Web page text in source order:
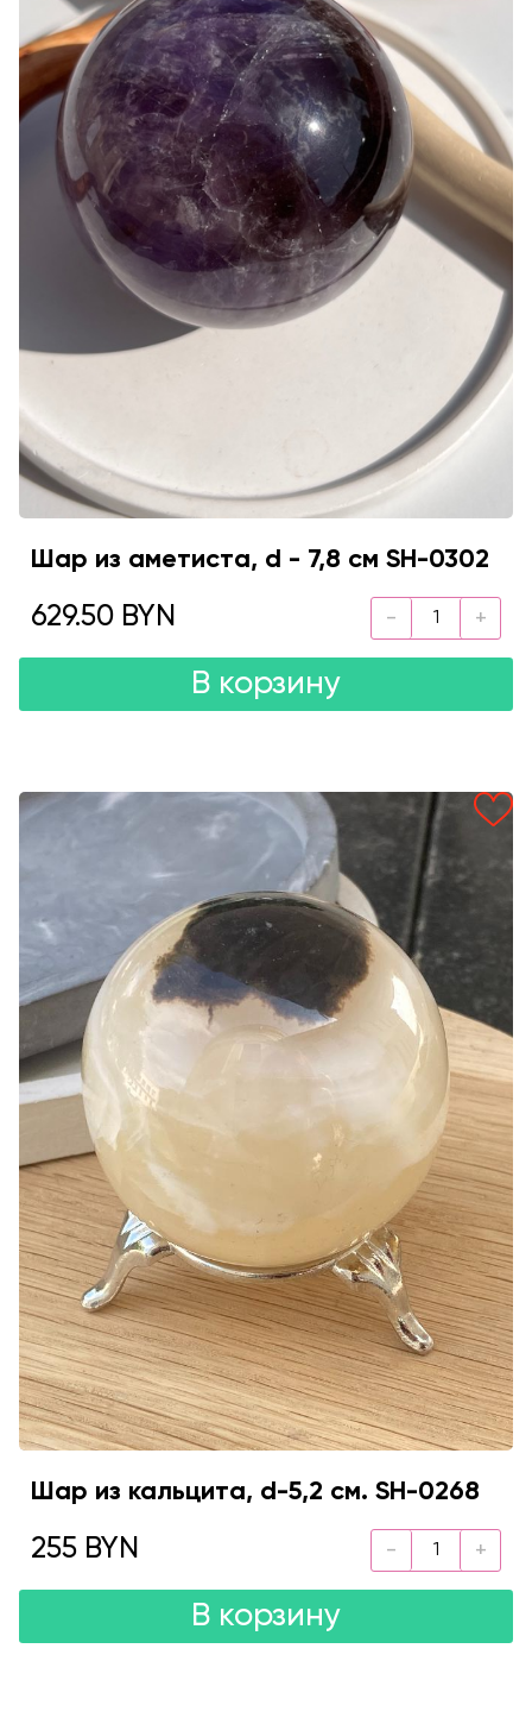
Шар из аметиста, d - 7,8 см SH-0302
629.50 BYN
В корзину
Шар из кальцита, d-5,2 см. SH-0268
255 BYN
В корзину